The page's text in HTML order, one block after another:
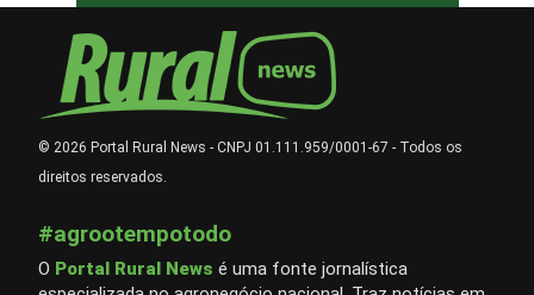
© 2026 Portal Rural News - CNPJ 01.111.959/0001-67 - Todos os
direitos reservados.
#agrootempotodo
O Portal Rural News é uma fonte jornalística